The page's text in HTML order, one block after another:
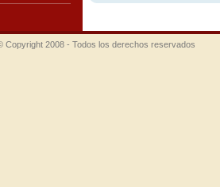
Copyright 2008 - Todos los derechos reservados